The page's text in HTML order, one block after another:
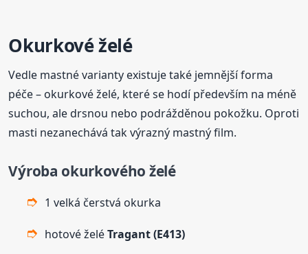
Okurkové želé
Vedle mastné varianty existuje také jemnější forma
péče – okurkové želé, které se hodí především na méně
suchou, ale drsnou nebo podrážděnou pokožku. Oproti
masti nezanechává tak výrazný mastný film.
Výroba okurkového želé
1 velká čerstvá okurka
hotové želéTragant (E413)